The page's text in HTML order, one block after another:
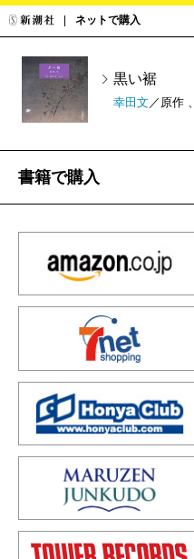
ネットで購入
黒い裾
幸田文 ／原作 、
書籍で購入